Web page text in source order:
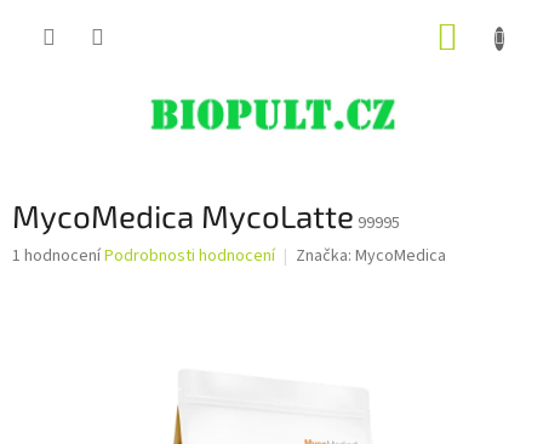
MycoMedica MycoLatte 99995
Průměrné
1 hodnoceníPodrobnosti hodnocení Značka: MycoMedica